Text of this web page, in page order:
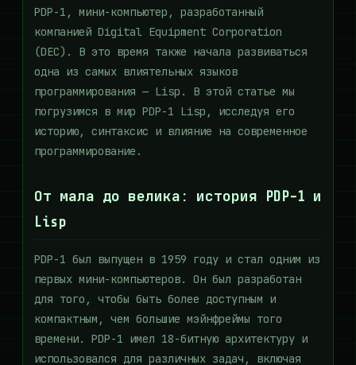
PDP-1, мини-компьютер, разработанный
компанией Digital Equipment Corporation
(DEC). В это время также начала развиваться
одна из самых влиятельных языков
программирования — Lisp. В этой статье мы
погрузимся в мир PDP-1 Lisp, исследуя его
историю, синтаксис и влияние на современное
программирование.
От мала до велика: история PDP-1 и
Lisp
PDP-1 был выпущен в 1959 году и стал одним из
первых мини-компьютеров. Он был разработан
для того, чтобы быть более доступным и
компактным, чем большие мэйнфреймы того
времени. PDP-1 имел 18-битную архитектуру и
использовался для различных задач, включая